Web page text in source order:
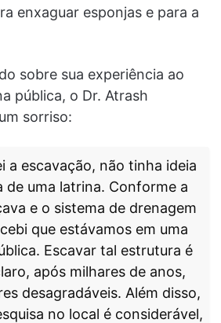
enxaguar esponjas e para a
sobre sua experiência ao
pública, o Dr. Atrash
sorriso:
a escavação, não tinha ideia
de uma latrina. Conforme a
e o sistema de drenagem
que estávamos em uma
Escavar tal estrutura é
após milhares de anos,
desagradáveis. Além disso,
no local é considerável,